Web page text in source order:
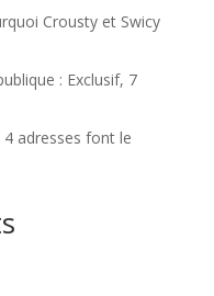
Crousty et Swicy
: Exclusif, 7
adresses font le